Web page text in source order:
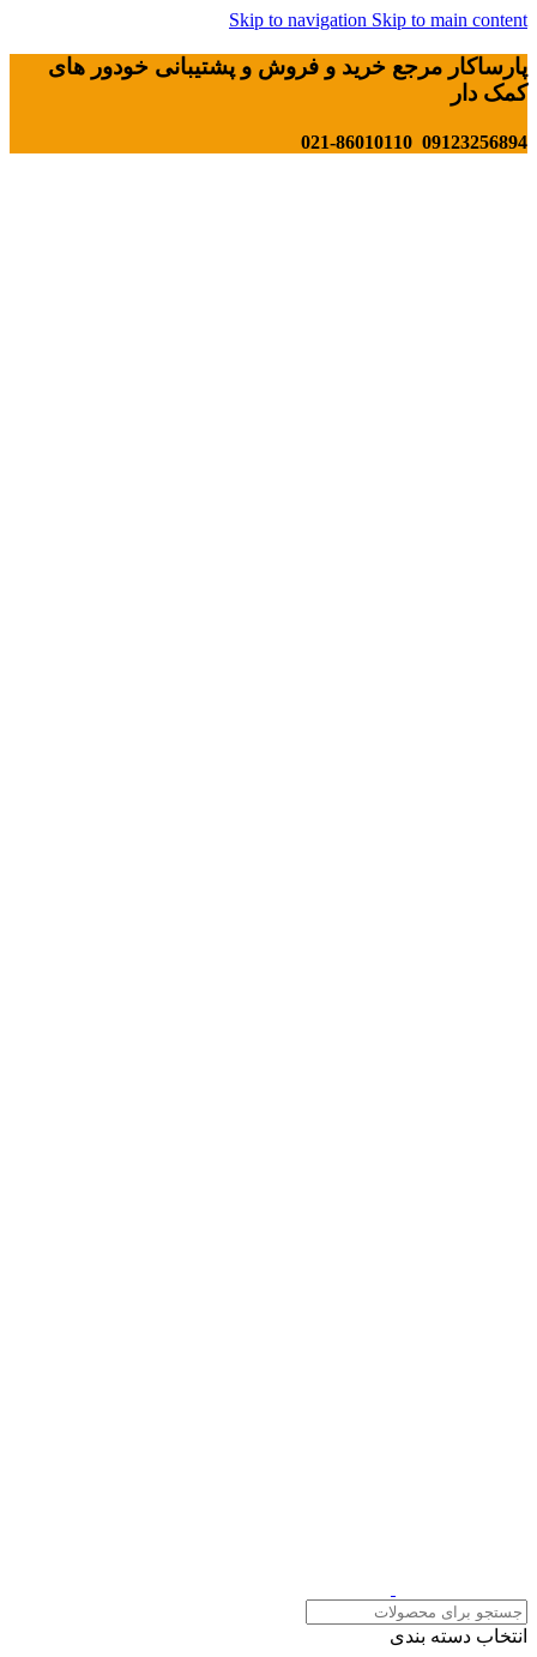
Skip to navigation Skip to main content
پارساکار مرجع خرید و فروش و پشتیبانی خودور های
کمک دار
09123256894 021-86010110
انتخاب دسته بندی